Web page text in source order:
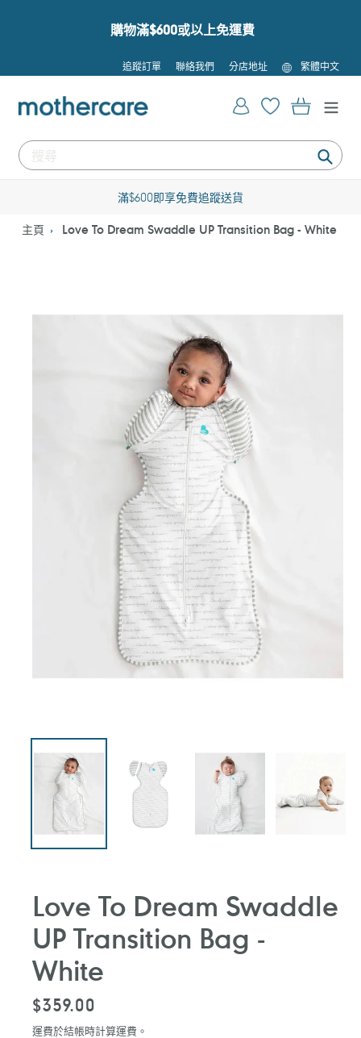
購物滿$600或以上免運費
追蹤訂單 聯絡我們 分店地址
語
言
繁體中文
提
登入 購物車
滿$600即享免費追蹤送貨
主頁 Love To Dream Swaddle UP Transition Bag - White
Love To Dream Swaddle
UP Transition Bag -
White
定
價
$359.00
運費於結帳時計算運費 。